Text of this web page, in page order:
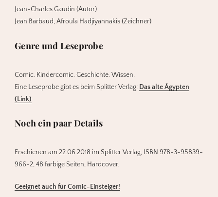
Jean-Charles Gaudin (Autor)
Jean Barbaud, Afroula Hadjiyannakis (Zeichner)
Genre und Leseprobe
Comic. Kindercomic. Geschichte. Wissen.
Eine Leseprobe gibt es beim Splitter Verlag: Das alte Ägypten
(Link)
Noch ein paar Details
Erschienen am 22.06.2018 im Splitter Verlag, ISBN 978-3-95839-
966-2, 48 farbige Seiten, Hardcover.
Geeignet auch für Comic-Einsteiger!